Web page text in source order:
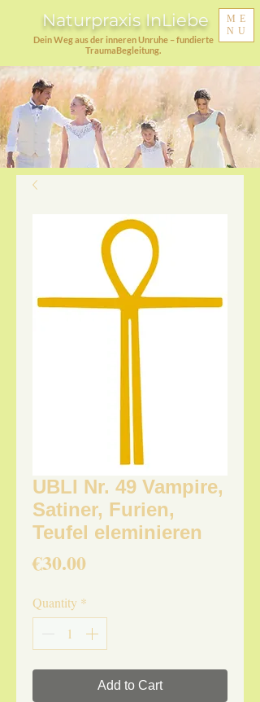
Naturpraxis InLiebe
Dein Weg aus der inneren Unruhe – fundierte
TraumaBegleitung.
ME
NU
UBLI Nr. 49 Vampire,
Satiner, Furien,
Teufel eleminieren
€30.00Price
Quantity *
Add to Cart